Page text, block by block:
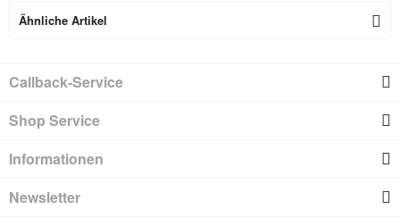
Ähnliche Artikel
Callback-Service
Shop Service
Informationen
Newsletter